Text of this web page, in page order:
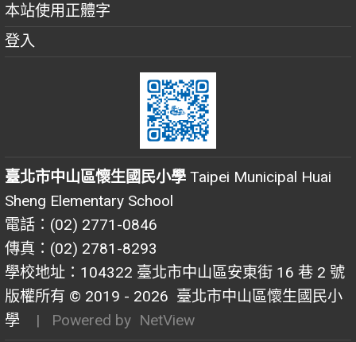
本站使用正體字
登入
臺北市中山區懷生國民小學 Taipei Municipal Huai
Sheng Elementary School
電話：(02) 2771-0846
傳真：(02) 2781-8293
學校地址：104322 臺北市中山區安東街 16 巷 2 號
版權所有 © 2019 - 2026 臺北市中山區懷生國民小
學
| Powered by NetView